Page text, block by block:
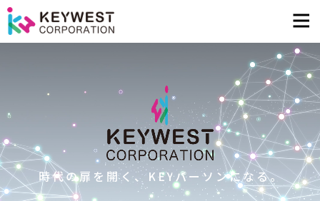
時代の扉 を 開 く 、 KEY パー ソ ンになる。